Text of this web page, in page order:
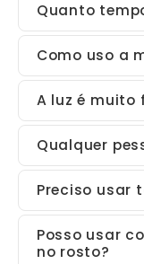
Quanto
Como uso a
A luz é muito
Qualquer
Preciso usar
Posso usar
no rosto?